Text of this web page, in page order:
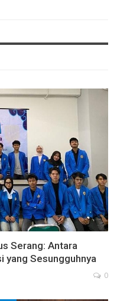
Serang: Antara
yang Sesungguhnya
0